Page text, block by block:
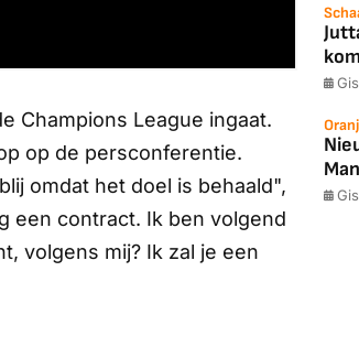
Champions League ingaat.
op de persconferentie.
omdat het doel is behaald",
een contract. Ik ben volgend
volgens mij? Ik zal je een